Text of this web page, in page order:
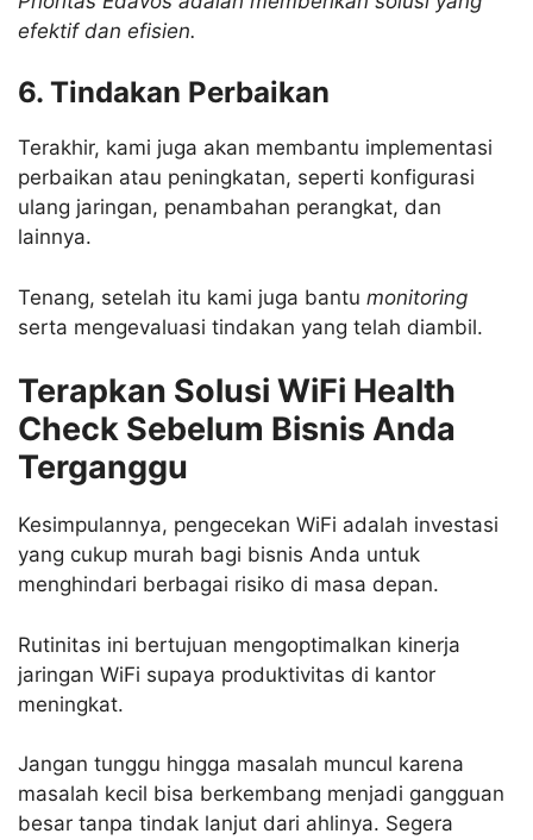
efektif dan efisien.
6. Tindakan Perbaikan
Terakhir, kami juga akan membantu implementasi
perbaikan atau peningkatan, seperti konfigurasi
ulang jaringan, penambahan perangkat, dan
lainnya.
Tenang, setelah itu kami juga bantu monitoring
serta mengevaluasi tindakan yang telah diambil.
Terapkan Solusi WiFi Health
Check Sebelum Bisnis Anda
Terganggu
Kesimpulannya, pengecekan WiFi adalah investasi
yang cukup murah bagi bisnis Anda untuk
menghindari berbagai risiko di masa depan.
Rutinitas ini bertujuan mengoptimalkan kinerja
jaringan WiFi supaya produktivitas di kantor
meningkat.
Jangan tunggu hingga masalah muncul karena
masalah kecil bisa berkembang menjadi gangguan
besar tanpa tindak lanjut dari ahlinya. Segera